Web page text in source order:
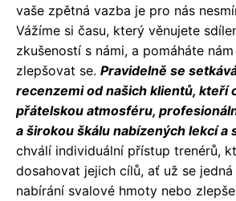
vaše zpětná vazba je pro nás
Vážíme si času, který věnujete
zkušeností s námi, a pomáháte
zlepšovat se. Pravidelně se
recenzemi od našich klientů, kteří
přátelskou atmosféru,
a širokou škálu nabízených lekcí a
chválí individuální přístup trenérů,
dosahovat jejich cílů, ať už se
nabírání svalové hmoty nebo